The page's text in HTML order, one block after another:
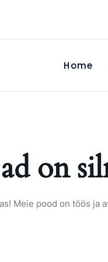
Home
on
Meie pood on töös ja